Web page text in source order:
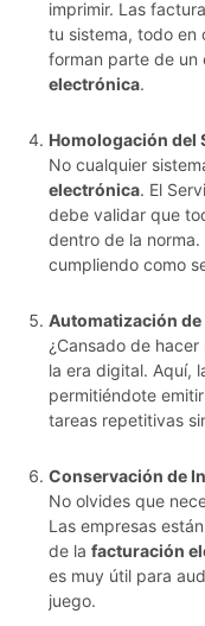
imprimir. Las
tu sistema, todo en
forman parte de un
electrónica.
Homologación del
No cualquier
electrónica. El
debe validar que
dentro de la
cumpliendo como
Automatización
¿Cansado de
la era digital. Aquí,
permitiéndote emitir
tareas repetitivas
Conservación de
No olvides que
Las empresas
de la facturación
es muy útil para
juego.